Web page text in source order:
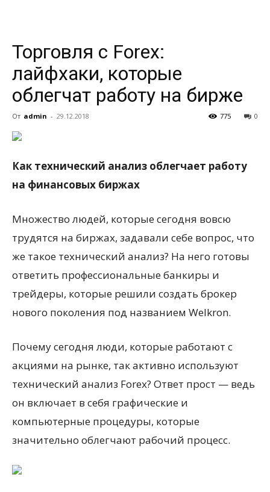
Торговля с Forex:
лайфхаки, которые
облегчат работу на бирже
От admin - 29.12.2018 0
775
Как технический анализ облегчает работу
на финансовых биржах
Множество людей, которые сегодня вовсю
трудятся на биржах, задавали себе вопрос, что
же такое технический анализ? На него готовы
ответить профессиональные банкиры и
трейдеры, которые решили создать брокер
нового поколения под названием Welkron.
Почему сегодня люди, которые работают с
акциями на рынке, так активно используют
технический анализ Forex? Ответ прост — ведь
он включает в себя графические и
компьютерные процедуры, которые
значительно облегчают рабочий процесс.